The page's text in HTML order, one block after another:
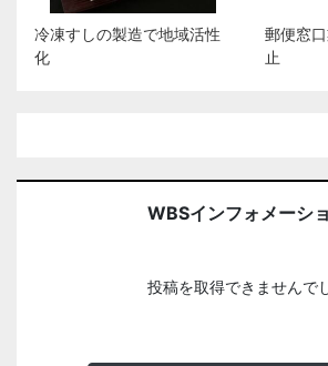
冷凍すしの製造で地域活性
化
郵便窓
止
WBSインフォメーシ
投稿を取得できませんで